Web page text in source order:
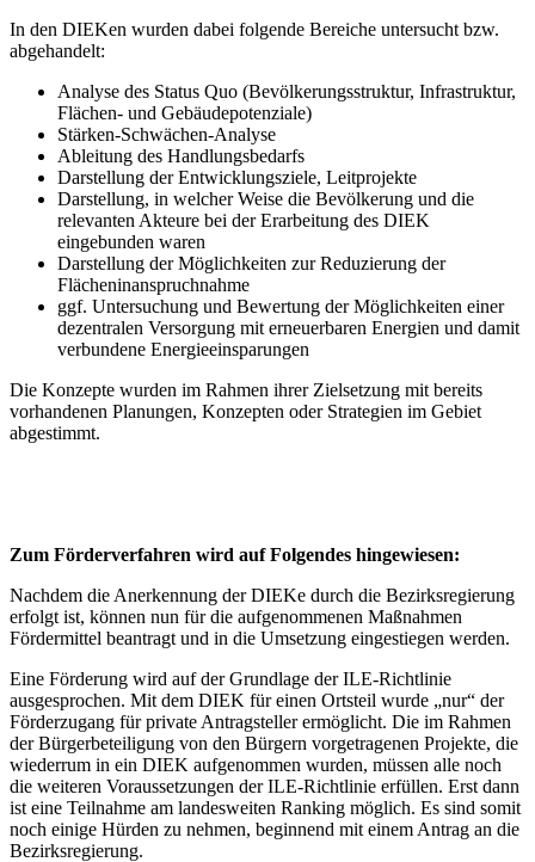
In den DIEKen wurden dabei folgende Bereiche untersucht bzw.
abgehandelt:
Analyse des Status Quo (Bevölkerungsstruktur, Infrastruktur,
Flächen- und Gebäudepotenziale)
Stärken-Schwächen-Analyse
Ableitung des Handlungsbedarfs
Darstellung der Entwicklungsziele, Leitprojekte
Darstellung, in welcher Weise die Bevölkerung und die
relevanten Akteure bei der Erarbeitung des DIEK
eingebunden waren
Darstellung der Möglichkeiten zur Reduzierung der
Flächeninanspruchnahme
ggf. Untersuchung und Bewertung der Möglichkeiten einer
dezentralen Versorgung mit erneuerbaren Energien und damit
verbundene Energieeinsparungen
Die Konzepte wurden im Rahmen ihrer Zielsetzung mit bereits
vorhandenen Planungen, Konzepten oder Strategien im Gebiet
abgestimmt.
Zum Förderverfahren wird auf Folgendes hingewiesen:
Nachdem die Anerkennung der DIEKe durch die Bezirksregierung
erfolgt ist, können nun für die aufgenommenen Maßnahmen
Fördermittel beantragt und in die Umsetzung eingestiegen werden.
Eine Förderung wird auf der Grundlage der ILE-Richtlinie
ausgesprochen. Mit dem DIEK für einen Ortsteil wurde „nur“ der
Förderzugang für private Antragsteller ermöglicht. Die im Rahmen
der Bürgerbeteiligung von den Bürgern vorgetragenen Projekte, die
wiederrum in ein DIEK aufgenommen wurden, müssen alle noch
die weiteren Voraussetzungen der ILE-Richtlinie erfüllen. Erst dann
ist eine Teilnahme am landesweiten Ranking möglich. Es sind somit
noch einige Hürden zu nehmen, beginnend mit einem Antrag an die
Bezirksregierung.